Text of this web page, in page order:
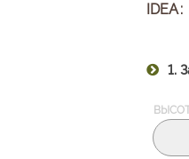
IDEA
1.